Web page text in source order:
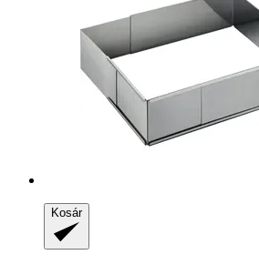
Kosár